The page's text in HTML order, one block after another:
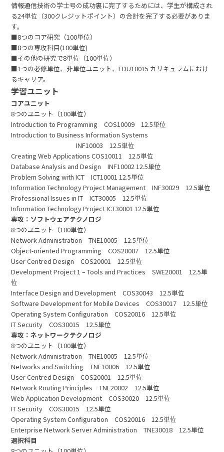
情報通信技術の学士号の成功裏に完了するためには、学生が構成され
る24単位（300クレジットポイント）の合計を完了する必要がありま
す。
■8つのコア研究（100単位）
■8つの専攻科目(100単位)
■その他の研究で8単位（100単位）
■1つの必修単位、非単位ユニット、EDU10015 カリキュラムにおけ
るキャリア。
学習ユニット
コアユニット
8つのユニット（100単位）
Introduction to Programming COS10009 12.5単位
Introduction to Business Information Systems
INF10003 12.5単位
Creating Web Applications COS10011 12.5単位
Database Analysis and Design INF10002 12.5単位
Problem Solving with ICT ICT10001 12.5単位
Information Technology Project Management INF30029 12.5単位
Professional Issues in IT ICT30005 12.5単位
Information Technology Project ICT30001 12.5単位
専攻：ソフトウェアテクノロジ
8つのユニット（100単位）
Network Administration TNE10005 12.5単位
Object-oriented Programming COS20007 12.5単位
User Centred Design COS20001 12.5単位
Development Project 1 – Tools and Practices SWE20001 12.5単
位
Interface Design and Development COS30043 12.5単位
Software Development for Mobile Devices COS30017 12.5単位
Operating System Configuration COS20016 12.5単位
IT Security COS30015 12.5単位
専攻：ネットワークテクノロジ
8つのユニット（100単位）
Network Administration TNE10005 12.5単位
Networks and Switching TNE10006 12.5単位
User Centred Design COS20001 12.5単位
Network Routing Principles TNE20002 12.5単位
Web Application Development COS30020 12.5単位
IT Security COS30015 12.5単位
Operating System Configuration COS20016 12.5単位
Enterprise Network Server Administration TNE30018 12.5単位
選択科目